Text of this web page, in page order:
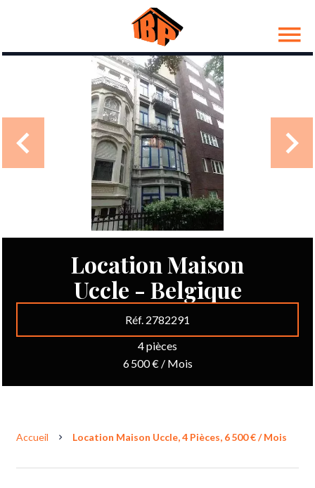
Location Maison
Uccle - Belgique
Réf. 2782291
4 pièces
6 500 € / Mois
Accueil Location Maison Uccle, 4 Pièces, 6 500 € / Mois